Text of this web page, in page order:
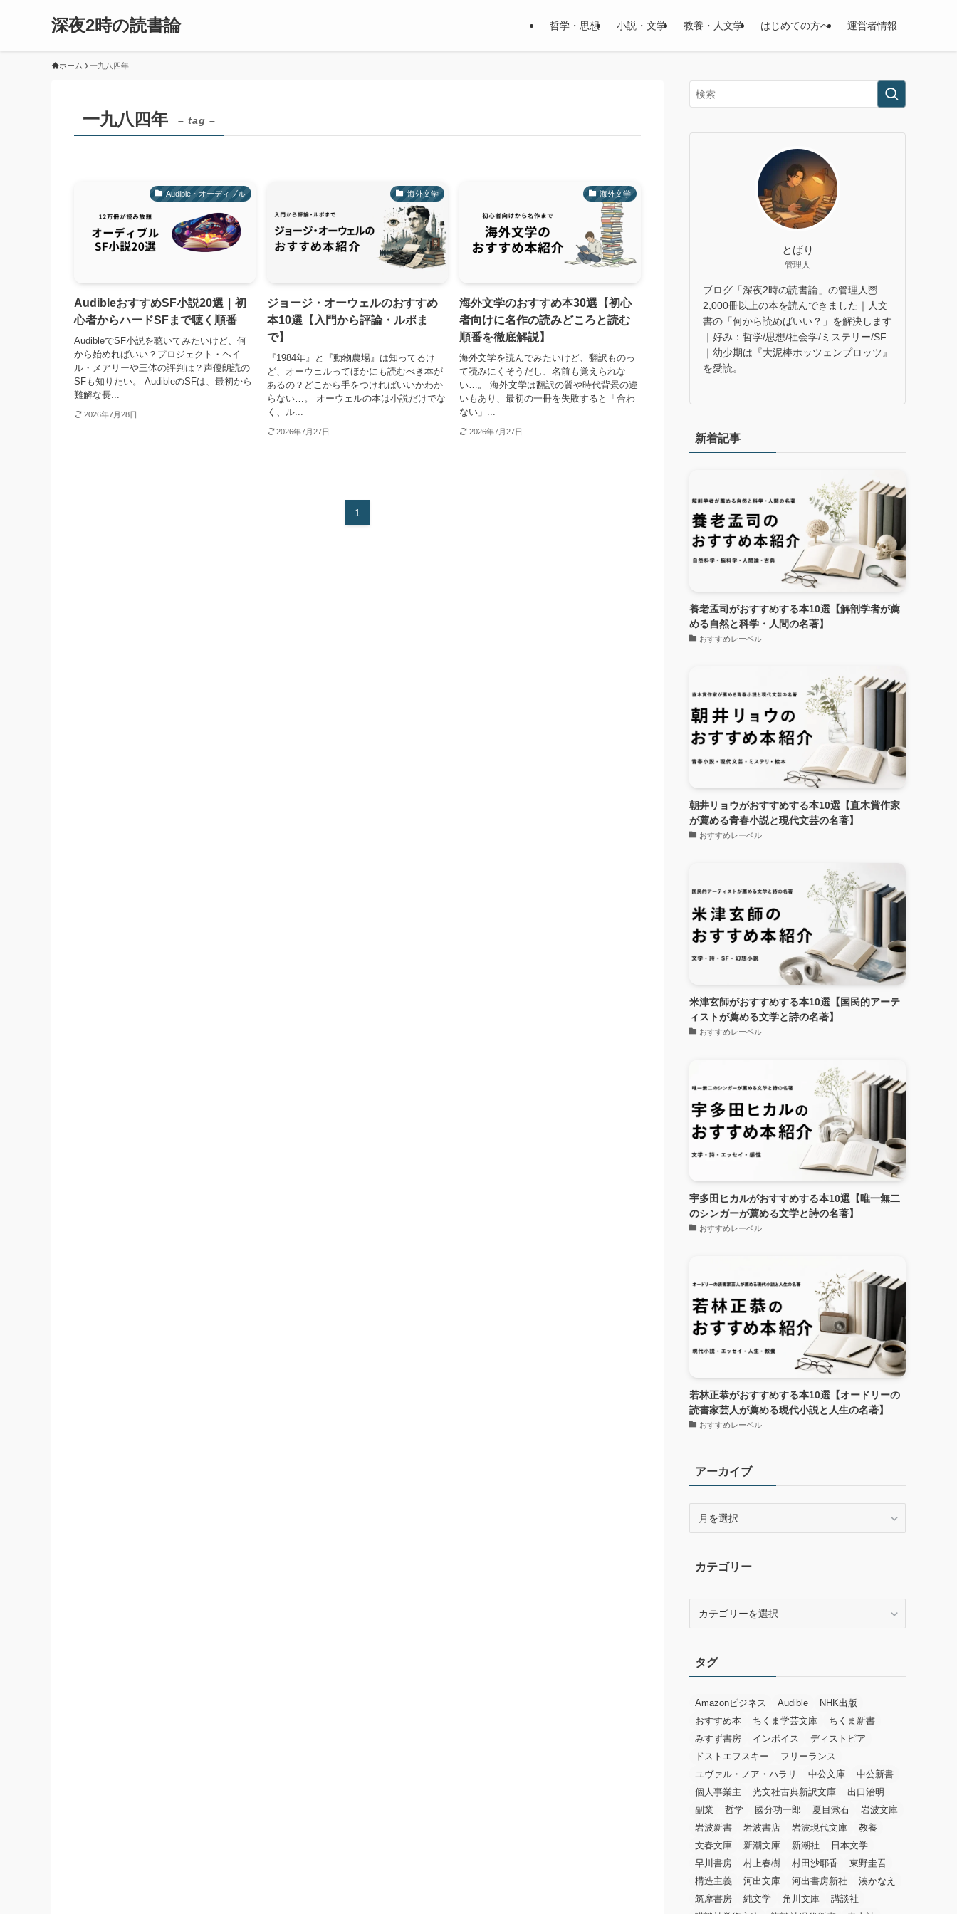
深夜2時の読書論 哲学・思想 小説・文学 教養・人文学 はじめての方へ 運営者情報
ホーム 一九八四年
一九八四年 – tag –
Audible・オーディブル
AudibleおすすめSF小説20選｜初
心者からハードSFまで聴く順番
AudibleでSF小説を聴いてみたいけど、何
から始めればいい？プロジェクト・ヘイ
ル・メアリーや三体の評判は？声優朗読の
SFも知りたい。 AudibleのSFは、最初から
難解な長...
2026年7月28日
海外文学
ジョージ・オーウェルのおすすめ
本10選【入門から評論・ルポま
で】
『1984年』と『動物農場』は知ってるけ
ど、オーウェルってほかにも読むべき本が
あるの？どこから手をつければいいかわか
らない…。 オーウェルの本は小説だけでな
く、ル...
2026年7月27日
海外文学
海外文学のおすすめ本30選【初心
者向けに名作の読みどころと読む
順番を徹底解説】
海外文学を読んでみたいけど、翻訳ものっ
て読みにくそうだし、名前も覚えられな
い…。 海外文学は翻訳の質や時代背景の違
いもあり、最初の一冊を失敗すると「合わ
ない」...
2026年7月27日
1
とばり
管理人
ブログ「深夜2時の読書論」の管理人🦉
2,000冊以上の本を読んできました｜人文
書の「何から読めばいい？」を解決します
｜好み：哲学/思想/社会学/ミステリー/SF
｜幼少期は『大泥棒ホッツェンプロッツ』
を愛読。
新着記事
養老孟司がおすすめする本10選【解剖学者が薦
める自然と科学・人間の名著】
おすすめレーベル
朝井リョウがおすすめする本10選【直木賞作家
が薦める青春小説と現代文芸の名著】
おすすめレーベル
米津玄師がおすすめする本10選【国民的アーテ
ィストが薦める文学と詩の名著】
おすすめレーベル
宇多田ヒカルがおすすめする本10選【唯一無二
のシンガーが薦める文学と詩の名著】
おすすめレーベル
若林正恭がおすすめする本10選【オードリーの
読書家芸人が薦める現代小説と人生の名著】
おすすめレーベル
アーカイブ
ブカテゴリー
ータグ
Amazonビジネス Audible
NHK出版
おすすめ本
ちくま学芸文庫
ちくま新書
みすず書房
インボイス
ディストピア
ドストエフスキー
フリーランス
ユヴァル・ノア・ハラリ
中公文庫
中公新書
個人事業主
光文社古典新訳文庫
出口治明
副業
哲学 國分功一郎 夏目漱石
岩波文庫
岩波新書
岩波書店 岩波現代文庫
教養
文春文庫
新潮文庫 新潮社
日本文学
早川書房
村上春樹 村田沙耶香
東野圭吾
構造主義
河出文庫 河出書房新社
湊かなえ
筑摩書房
純文学 角川文庫
講談社